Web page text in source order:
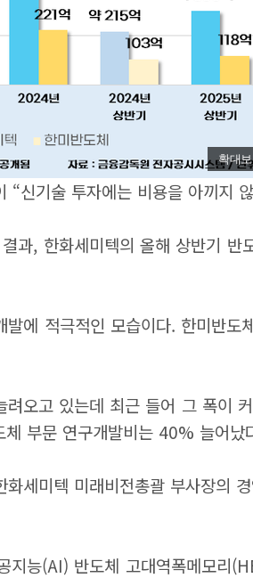
확대
“신기술 투자에는 비용을 아끼지
과, 한화세미텍의 올해 상반기
발에 적극적인 모습이다. 한미반
려오고 있는데 최근 들어 그 폭
부문 연구개발비는 40% 늘어났
세미텍 미래비전총괄 부사장의
능(AI) 반도체 고대역폭메모리